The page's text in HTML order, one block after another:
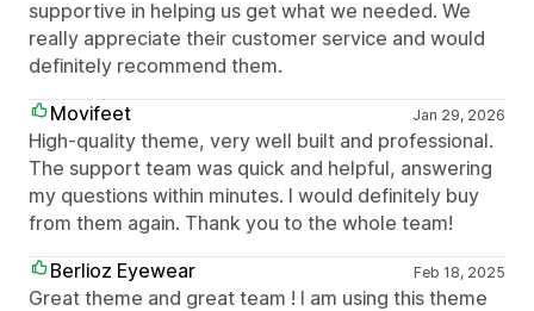
supportive in helping us get what we needed. We
really appreciate their customer service and would
definitely recommend them.
Movifeet
Jan 29, 2026
High-quality theme, very well built and professional.
The support team was quick and helpful, answering
my questions within minutes. I would definitely buy
from them again. Thank you to the whole team!
Berlioz Eyewear
Feb 18, 2025
Great theme and great team ! I am using this theme